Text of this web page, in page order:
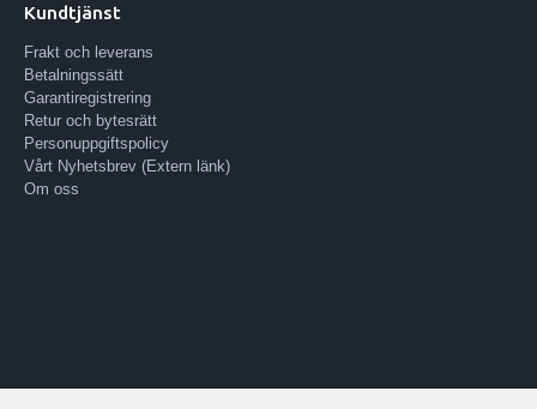
Kundtjänst
Frakt och leverans
Betalningssätt
Garantiregistrering
Retur och bytesrätt
Personuppgiftspolicy
Vårt Nyhetsbrev (Extern länk)
Om oss